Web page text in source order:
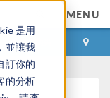
是用
並讓我
訂你的
的分析
MENU
咨询与购买